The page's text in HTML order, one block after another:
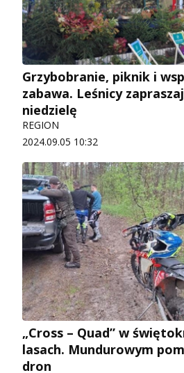
Grzybobranie, piknik i
zabawa. Leśnicy
niedzielę
REGION
2024.09.05 10:32
„Cross – Quad” w
lasach. Mundurowym
dron